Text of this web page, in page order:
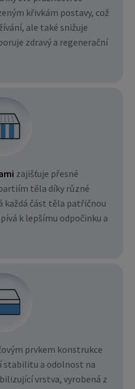
křivkám postavy, což
ale také snižuje
zdravý a regenerační
zajišťuje přesné
těla díky různé
každá část těla patřičnou
k lepšímu odpočinku a
prvkem konstrukce
stabilitu a odolnost na
vrstva, vyrobená z